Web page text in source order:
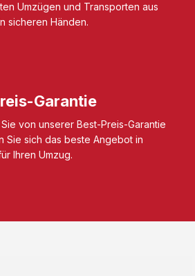
Umzügen und Transporten aus
sicheren Händen.
Garantie
von unserer Best-Preis-Garantie
Sie sich das beste Angebot in
Ihren Umzug.